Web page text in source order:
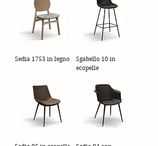
Sedia 1753 in legno
Sgabello 10 in
ecopelle